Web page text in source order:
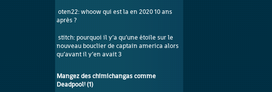
oten22: whoow qui est la en 2020 10 ans
après ?
stitch: pourquoi il y’a qu’une étoile sur le
nouveau bouclier de captain america alors
qu’avant il y’en avait 3
Mangez des chimichangas comme
Deadpool!(1)